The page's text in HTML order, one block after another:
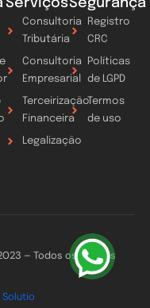
Serviços
Consultoria
Tributária
Consultoria
Empresarial
Terceirização
Financeira
Legalização
Segurança
Registro
CRC
Políticas
de LGPD
Termos
de uso
– Todos os direitos
Solutio